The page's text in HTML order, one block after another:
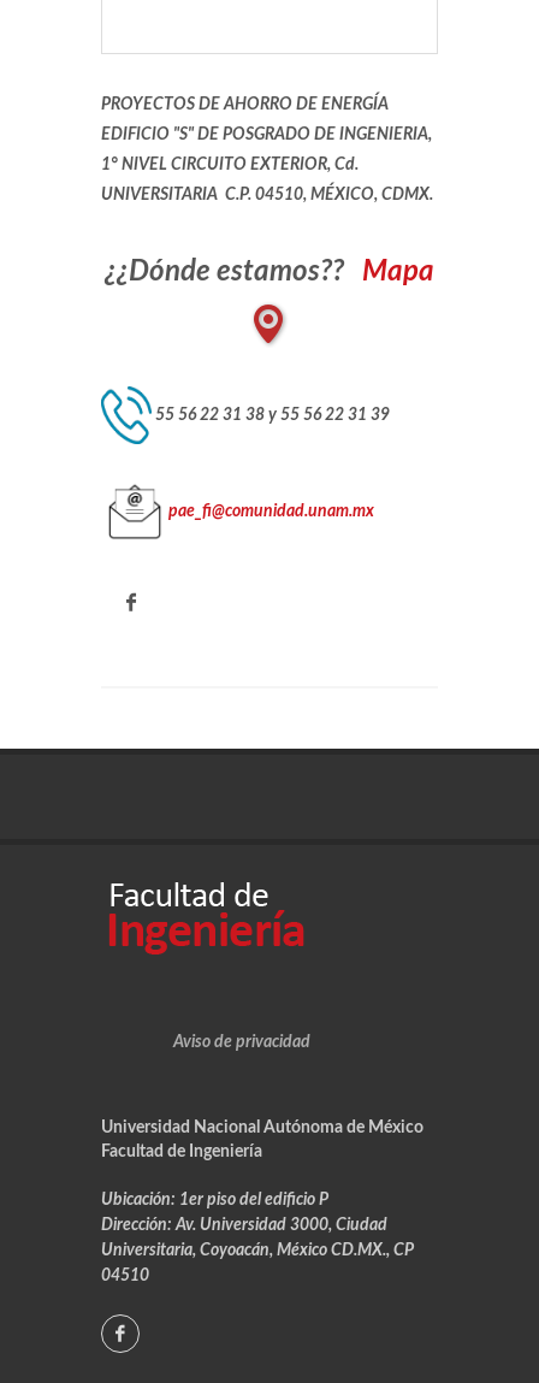
PROYECTOS DE AHORRO DE ENERGÍA
EDIFICIO "S" DE POSGRADO DE INGENIERIA,
1° NIVEL CIRCUITO EXTERIOR, Cd.
UNIVERSITARIA C.P. 04510, MÉXICO, CDMX.
¿¿Dónde estamos?? Mapa
55 56 22 31 38 y 55 56 22 31 39
pae_fi@comunidad.unam.mx
Aviso de privacidad
Universidad Nacional Autónoma de México
Facultad de Ingeniería
Ubicación: 1er piso del edificio P
Dirección: Av. Universidad 3000, Ciudad
Universitaria, Coyoacán, México CD.MX., CP
04510